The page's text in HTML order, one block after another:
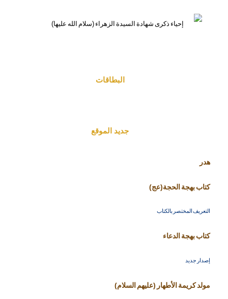
البطاقات
جديد الموقع
هدر
كتاب بهجة الحجة(عج)
التعريف المختصر بالكتاب
كتاب بهجة الدعاء
إصدار جديد
مولد كريمة الأطهار (عليهم السلام)